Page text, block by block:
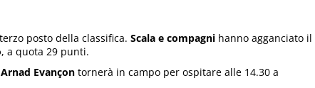
posto della classifica. Scala e compagni hanno agganciato il
, a quota 29 punti.
Evançon tornerà in campo per ospitare alle 14.30 a